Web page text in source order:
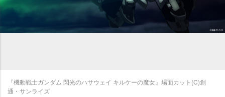
『機動戦士ガンダム 閃光のハサウェイ キルケーの魔女』場面カット(C)創
通・サンライズ